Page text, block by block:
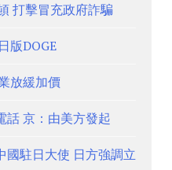
打擊冒充政府詐騙
版DOGE
放緩加價
話 京：由美方發起
國駐日大使 日方強調立